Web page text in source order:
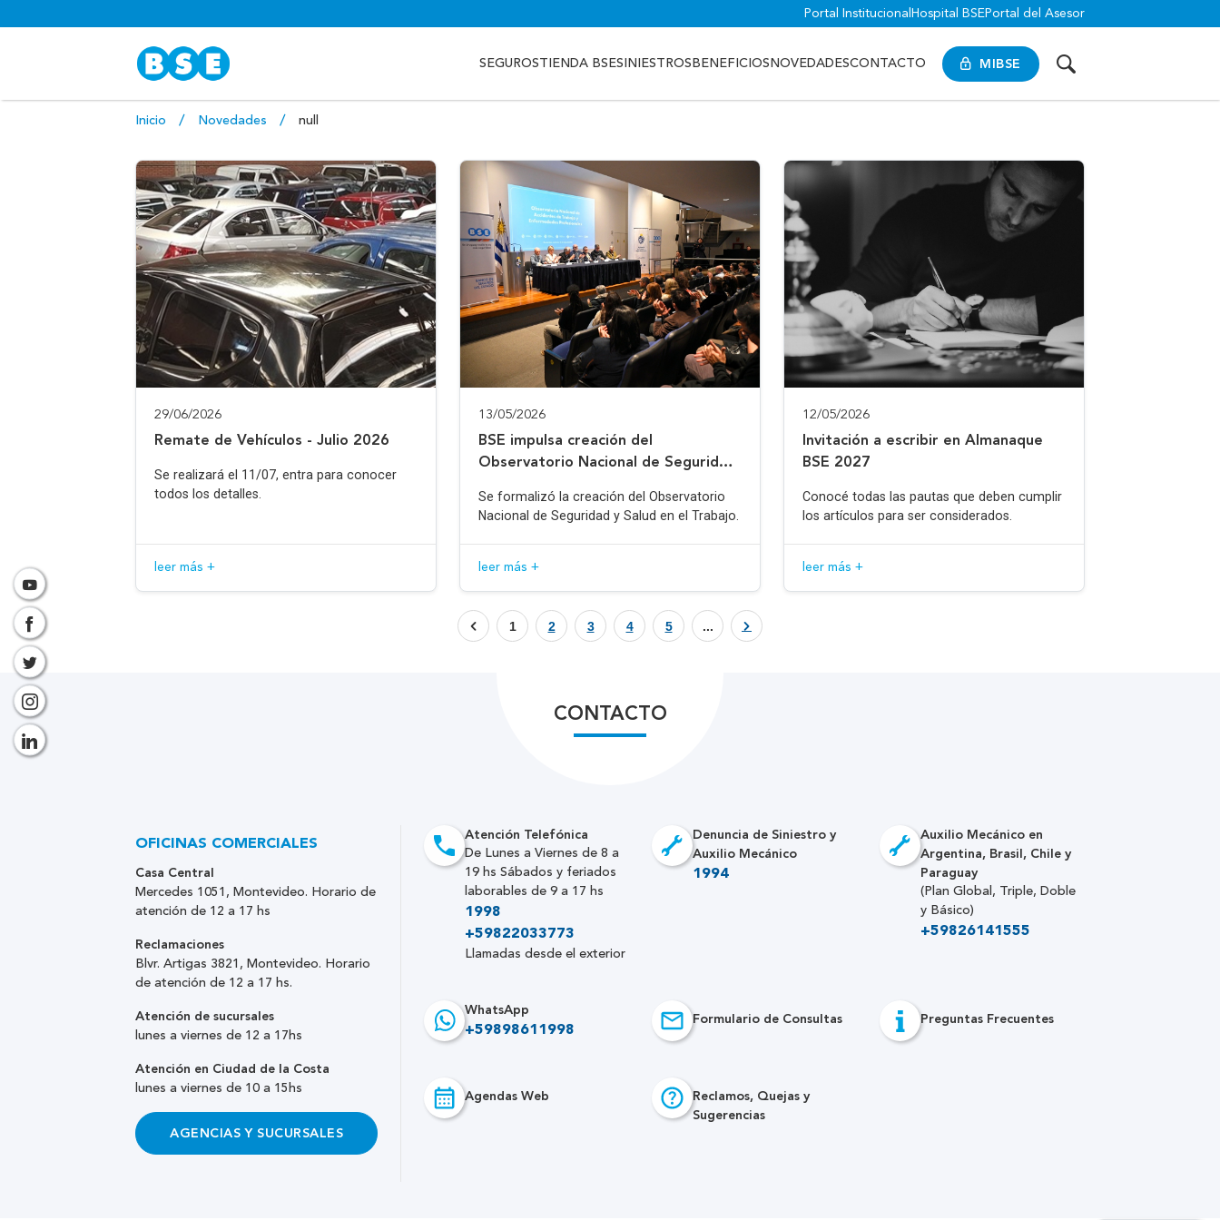
Portal Institucional Hospital BSE Portal del Asesor
MIBSE
SEGUROSTIENDA BSESINIESTROS BENEFICIOS NOVEDADESCONTACTO
Inicio Novedades null
29/06/2026
Remate de Vehículos - Julio 2026
Se realizará el 11/07, entra para conocer
todos los detalles.
leer más +
13/05/2026
BSE impulsa creación del
Observatorio Nacional de Seguridad
Se formalizó la creación del Observatorio
Nacional de Seguridad y Salud en el Trabajo.
leer más +
12/05/2026
Invitación a escribir en Almanaque
BSE 2027
Conocé todas las pautas que deben cumplir
los artículos para ser considerados.
leer más +
1 2 3 4 5 ...
CONTACTO
Atención Telefónica
De Lunes a Viernes de 8 a
19 hs Sábados y feriados
laborables de 9 a 17 hs
1998
+59822033773
Llamadas desde el exterior
Denuncia de Siniestro y
Auxilio Mecánico
1994
Auxilio Mecánico en
Argentina, Brasil, Chile y
Paraguay
(Plan Global, Triple, Doble
y Básico)
+59826141555
WhatsApp
+59898611998
Formulario de Consultas Preguntas Frecuentes
Agendas Web
Reclamos, Quejas y
Sugerencias
OFICINAS COMERCIALES
Casa Central
Mercedes 1051, Montevideo. Horario de
atención de 12 a 17 hs
Reclamaciones
Blvr. Artigas 3821, Montevideo. Horario
de atención de 12 a 17 hs.
Atención de sucursales
lunes a viernes de 12 a 17hs
Atención en Ciudad de la Costa
lunes a viernes de 10 a 15hs
AGENCIAS Y SUCURSALES